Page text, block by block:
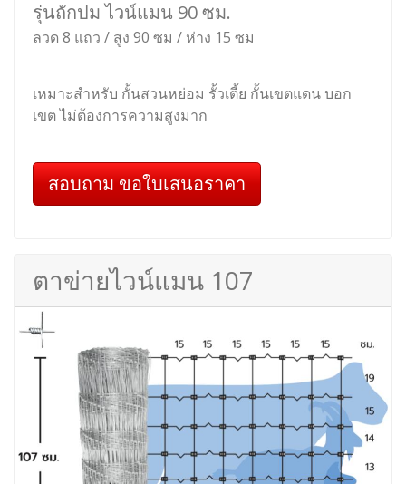
รุ่นถักปม ไวน์แมน 90 ซม.
ลวด 8 แถว / สูง 90 ซม / ห่าง 15 ซม
เหมาะสำหรับ กั้นสวนหย่อม รั้วเตี้ย กั้นเขตแดน บอก
เขต ไม่ต้องการความสูงมาก
สอบถาม ขอใบเสนอราคา
ตาข่ายไวน์แมน 107